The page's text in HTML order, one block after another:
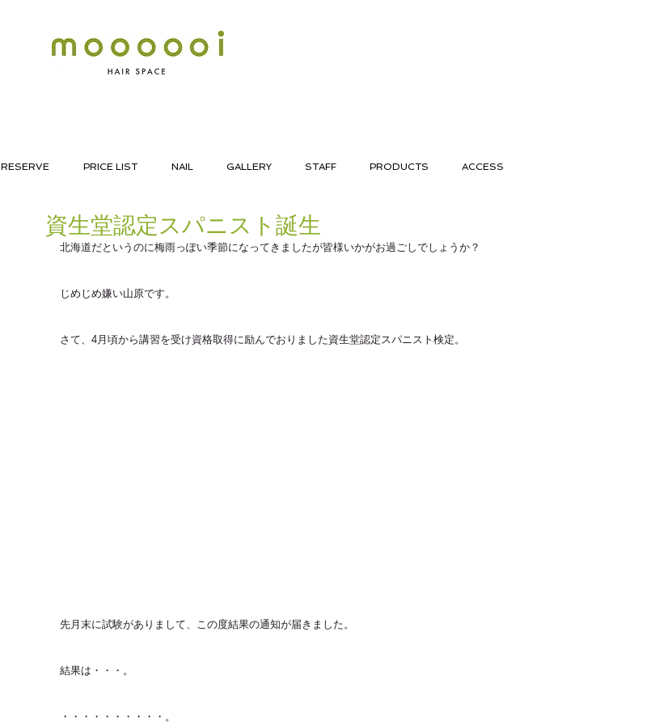
RESERVE PRICE LIST NAIL GALLERY STAFF PRODUCTS ACCESS
資生堂認定スパニスト誕生
北海道だというのに梅雨っぽい季節になってきましたが皆様いかがお過ごしでしょうか？
じめじめ嫌い山原です。
さて、4月頃から講習を受け資格取得に励んでおりました資生堂認定スパニスト検定。
先月末に試験がありまして、この度結果の通知が届きました。
結果は・・・。
・・・・・・・・・・。